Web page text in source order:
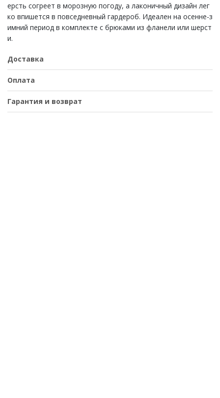
ерсть согреет в морозную погоду, а лаконичный дизайн лег
ко впишется в повседневный гардероб. Идеален на осенне-з
имний период в комплекте с брюками из фланели или шерст
и.
Доставка
Оплата
Гарантия и возврат